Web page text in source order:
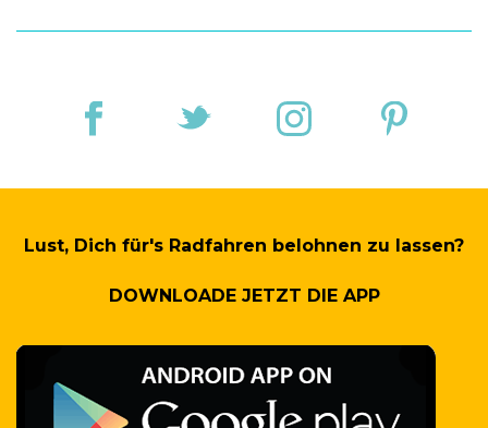
Lust, Dich für's Radfahren belohnen zu lassen?
DOWNLOADE JETZT DIE APP